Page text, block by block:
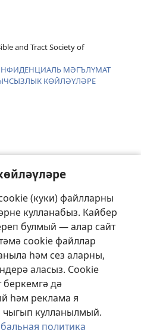
(куки) файлларны
кулланабыз. Кайбер
булмый — алар сайт
cookie файллар
һәм сез аларны,
аласыз. Cookie
дә
һәм реклама я
чыгып кулланылмый.
политика
and Tract Society of
МӘГЪЛҮМАТ
КӨЙЛӘҮЛӘРЕ